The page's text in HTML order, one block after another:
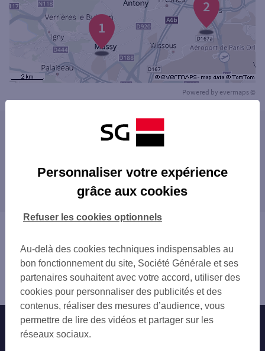
Rue
Rechercher
2
1
Powered by evermaps ©
Les agences SG ENTREPRISE dans les villes à
VERRIÈRES-LE-BUISSON
FONTENAY-AUX-ROSES
IGNY
MASSY
CHÂTILLON
BOURG-LA-REINE
FRESNES
BAGNEUX
MEUDON
Les agences SG ENTREPRISE dans les
départements limitrophes
78 YVELINES
92 HAUTS-DE-SEINE
93 SEINE-SAINT-DENIS
94 VAL-DE-MARNE
95 VAL-D'OISE
Hauts-de-Seine
Nos engagements Nous contacter
Personnaliser votre expérience
grâce aux cookies
Au-delà des cookies techniques indispensables au
bon fonctionnement du site, Société Générale et ses
partenaires souhaitent avec votre accord, utiliser des
cookies pour personnaliser des publicités et des
contenus, réaliser des mesures d’audience, vous
permettre de lire des vidéos et partager sur les
réseaux sociaux.
Refuser les cookies optionnels